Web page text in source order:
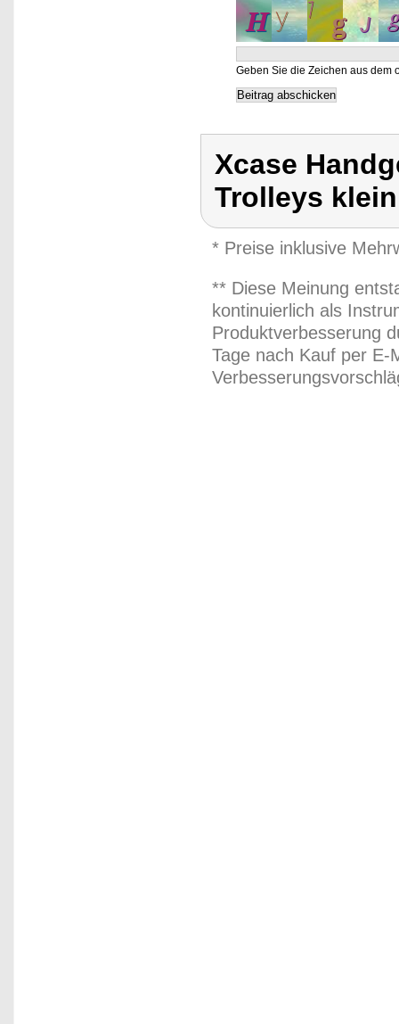
Geben Sie die Zeichen aus dem
Xcase
Trolleys klein
* Preise inklusive
** Diese Meinung
kontinuierlich als
Produktverbesserung
Tage nach Kauf per E-